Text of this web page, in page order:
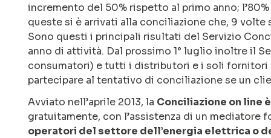
incremento del 50% rispetto al primo anno;
queste si è arrivati alla conciliazione che, 9 volte
Sono questi i principali risultati del Servizio
anno di attività. Dal prossimo 1° luglio inoltre il
consumatori) e tutti i distributori e i soli fornitori
partecipare al tentativo di conciliazione se un
Avviato nell’aprile 2013, la Conciliazione on line
gratuitamente, con l’assistenza di un mediatore
operatori del settore dell’energia elettrica o